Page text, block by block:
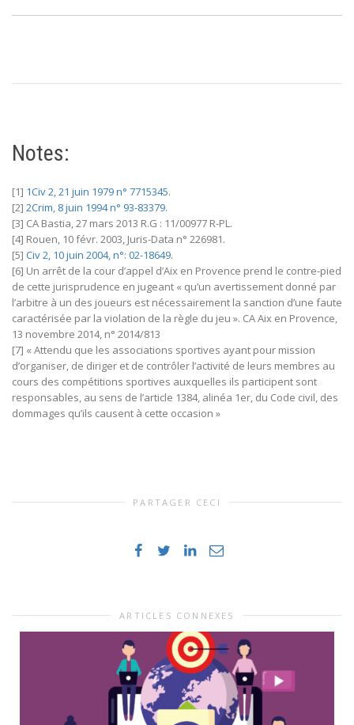
Notes:
[1] 1Civ 2, 21 juin 1979 n° 7715345.
[2] 2Crim, 8 juin 1994 n° 93-83379.
[3] CA Bastia, 27 mars 2013 R.G : 11/00977 R-PL.
[4] Rouen, 10 févr. 2003, Juris-Data n° 226981.
[5] Civ 2, 10 juin 2004, n°: 02-18649.
[6] Un arrêt de la cour d’appel d’Aix en Provence prend le contre-pied
de cette jurisprudence en jugeant « qu’un avertissement donné par
l’arbitre à un des joueurs est nécessairement la sanction d’une faute
caractérisée par la violation de la règle du jeu ». CA Aix en Provence,
13 novembre 2014, n° 2014/813
[7] « Attendu que les associations sportives ayant pour mission
d’organiser, de diriger et de contrôler l’activité de leurs membres au
cours des compétitions sportives auxquelles ils participent sont
responsables, au sens de l’article 1384, alinéa 1er, du Code civil, des
dommages qu’ils causent à cette occasion »
PARTAGER CECI
ARTICLES CONNEXES